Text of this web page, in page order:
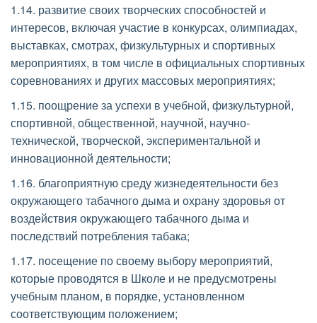
1.14. развитие своих творческих способностей и
интересов, включая участие в конкурсах, олимпиадах,
выставках, смотрах, физкультурных и спортивных
мероприятиях, в том числе в официальных спортивных
соревнованиях и других массовых мероприятиях;
1.15. поощрение за успехи в учебной, физкультурной,
спортивной, общественной, научной, научно-
технической, творческой, экспериментальной и
инновационной деятельности;
1.16. благоприятную среду жизнедеятельности без
окружающего табачного дыма и охрану здоровья от
воздействия окружающего табачного дыма и
последствий потребления табака;
1.17. посещение по своему выбору мероприятий,
которые проводятся в Школе и не предусмотрены
учебным планом, в порядке, установленном
соответствующим положением;